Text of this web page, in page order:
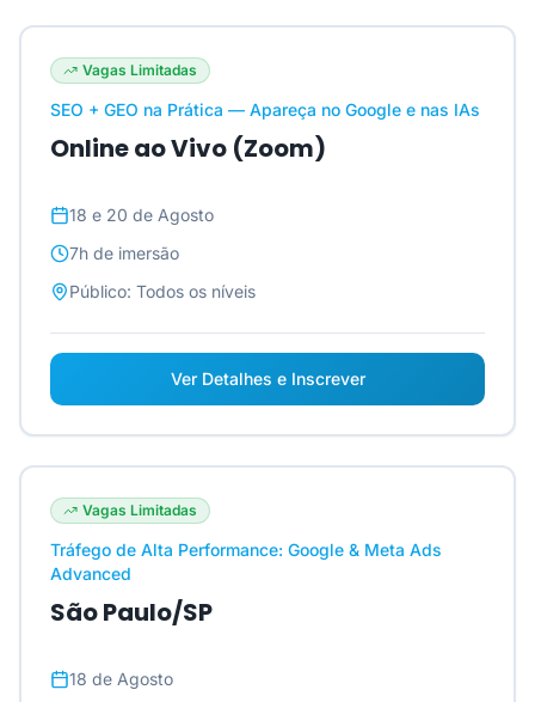
Vagas Limitadas
SEO + GEO na Prática — Apareça no Google e nas IAs
Online ao Vivo (Zoom)
18 e 20 de Agosto
7h de imersão
Público: Todos os níveis
Ver Detalhes e Inscrever
Vagas Limitadas
Tráfego de Alta Performance: Google & Meta Ads
Advanced
São Paulo/SP
18 de Agosto